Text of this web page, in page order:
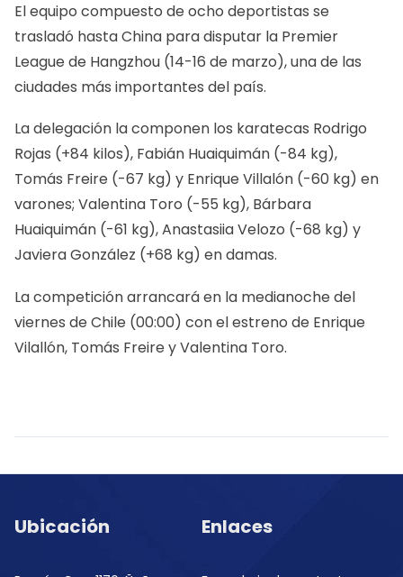
El equipo compuesto de ocho deportistas se
trasladó hasta China para disputar la Premier
League de Hangzhou (14-16 de marzo), una de las
ciudades más importantes del país.
La delegación la componen los karatecas Rodrigo
Rojas (+84 kilos), Fabián Huaiquimán (-84 kg),
Tomás Freire (-67 kg) y Enrique Villalón (-60 kg) en
varones; Valentina Toro (-55 kg), Bárbara
Huaiquimán (-61 kg), Anastasiia Velozo (-68 kg) y
Javiera González (+68 kg) en damas.
La competición arrancará en la medianoche del
viernes de Chile (00:00) con el estreno de Enrique
Vilallón, Tomás Freire y Valentina Toro.
Ubicación Enlaces